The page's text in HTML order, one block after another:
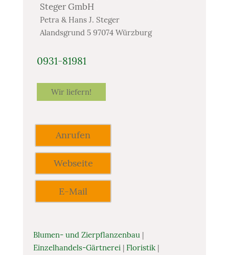
Steger GmbH
Petra & Hans J. Steger
Alandsgrund 5 97074 Würzburg
0931-81981
Wir liefern!
Anrufen
Webseite
E-Mail
Blumen- und Zierpflanzenbau |
Einzelhandels-Gärtnerei |Floristik |